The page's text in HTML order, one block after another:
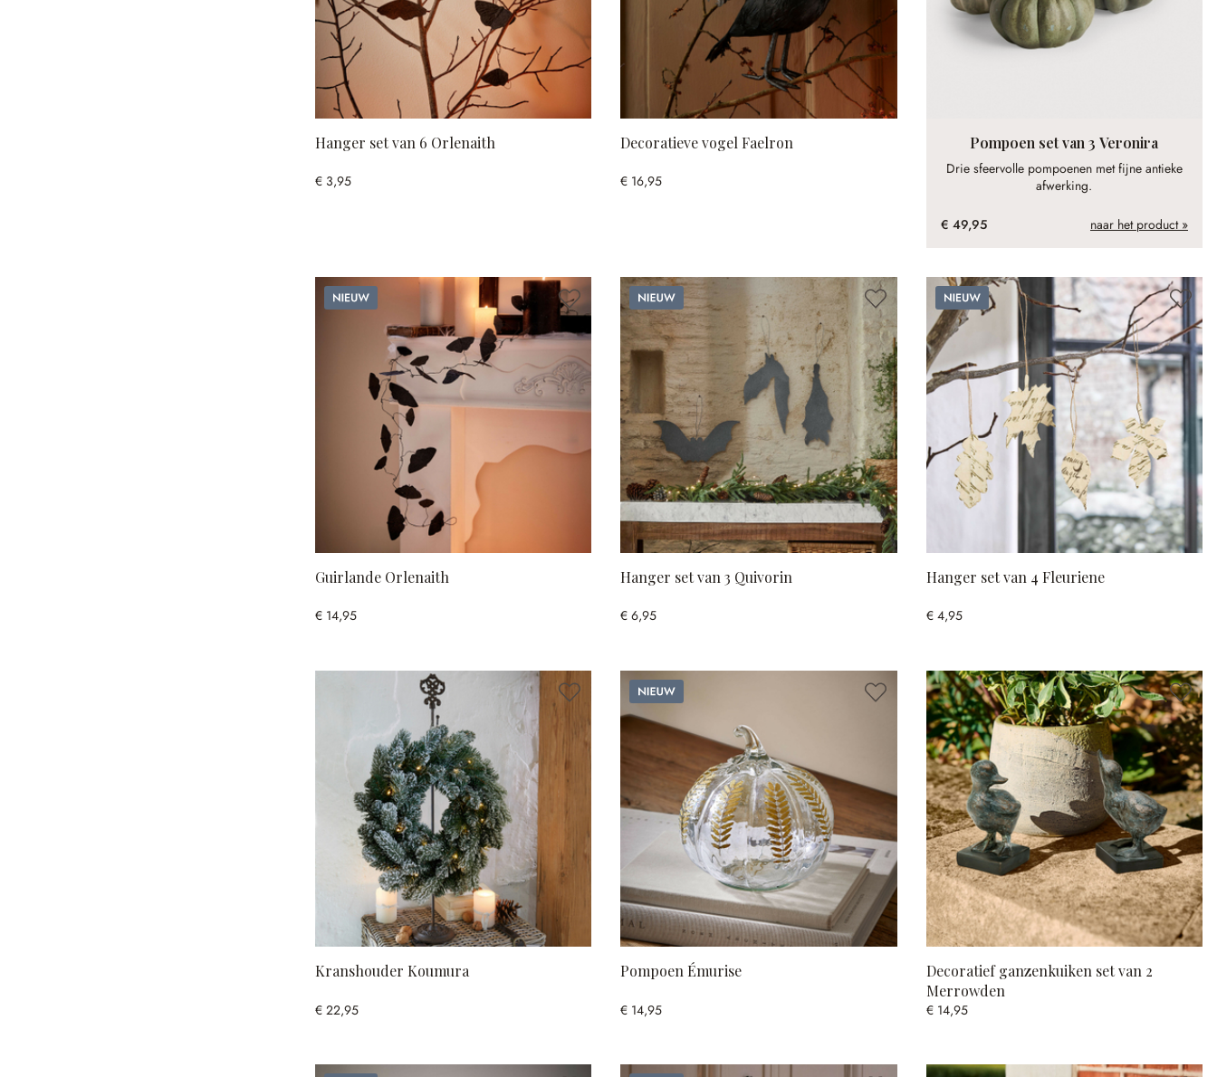
Hanger set van 6 Orlenaith
€ 3,95
Decoratieve vogel Faelron
€ 16,95
Pompoen set van 3 Veronira
Drie sfeervolle pompoenen met fijne antieke
afwerking.
€ 49,95 naar het product »
Nieuw
Guirlande Orlenaith
€ 14,95
Nieuw
Hanger set van 3 Quivorin
€ 6,95
Nieuw
Hanger set van 4 Fleuriene
€ 4,95
Kranshouder Koumura
€ 22,95
Nieuw
Pompoen Émurise
€ 14,95
Decoratief ganzenkuiken set van 2
Merrowden
€ 14,95